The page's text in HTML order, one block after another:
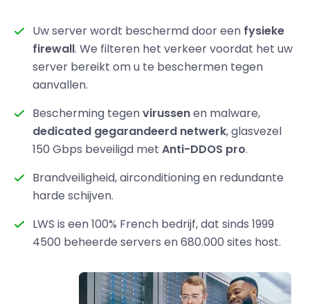
Uw server wordt beschermd door een fysieke
firewall. We filteren het verkeer voordat het uw
server bereikt om u te beschermen tegen
aanvallen.
Bescherming tegenvirussenen malware,
dedicated gegarandeerd netwerk, glasvezel
150 Gbps beveiligd metAnti-DDOS pro.
Brandveiligheid, airconditioning en redundante
harde schijven.
LWS is een 100% French bedrijf, dat sinds 1999
4500 beheerde servers en 680.000 sites host.